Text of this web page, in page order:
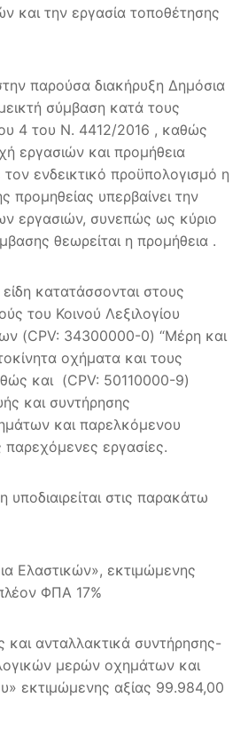
και την εργασία τοποθέτησης
παρούσα διακήρυξη Δημόσια
σύμβαση κατά τους
4 του Ν. 4412/2016 , καθώς
εργασιών και προμήθεια
ενδεικτικό προϋπολογισμό η
προμηθείας υπερβαίνει την
εργασιών, συνεπώς ως κύριο
θεωρείται η προμήθεια .
κατατάσσονται στους
του Κοινού Λεξιλογίου
(CPV: 34300000-0) “Μέρη και
οχήματα και τους
και (CPV: 50110000-9)
και συντήρησης
και παρελκόμενου
παρεχόμενες εργασίες.
στις παρακάτω
Ελαστικών», εκτιμώμενης
ΦΠΑ 17%
και ανταλλακτικά συντήρησης-
μερών οχημάτων και
εκτιμώμενης αξίας 99.984,00